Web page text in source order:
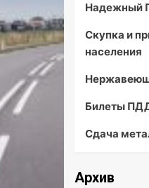
Надежный
Скупка и
населения
Билеты
Сдача
Архив